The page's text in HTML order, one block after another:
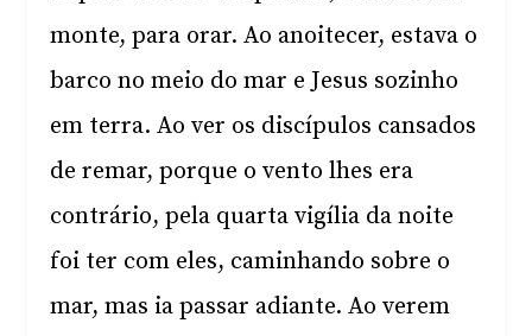
monte, para orar. Ao anoitecer, estava o
barco no meio do mar e Jesus sozinho
em terra. Ao ver os discípulos cansados
de remar, porque o vento lhes era
contrário, pela quarta vigília da noite
foi ter com eles, caminhando sobre o
mar, mas ia passar adiante. Ao verem